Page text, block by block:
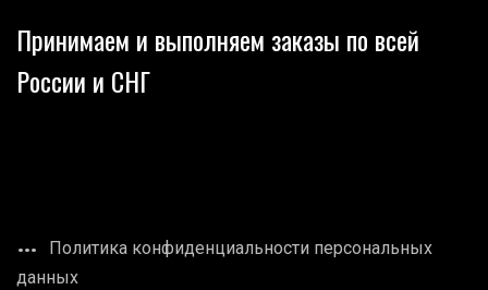
Принимаем и выполняем заказы по всей
России и СНГ
Политика конфиденциальности персональных
данных